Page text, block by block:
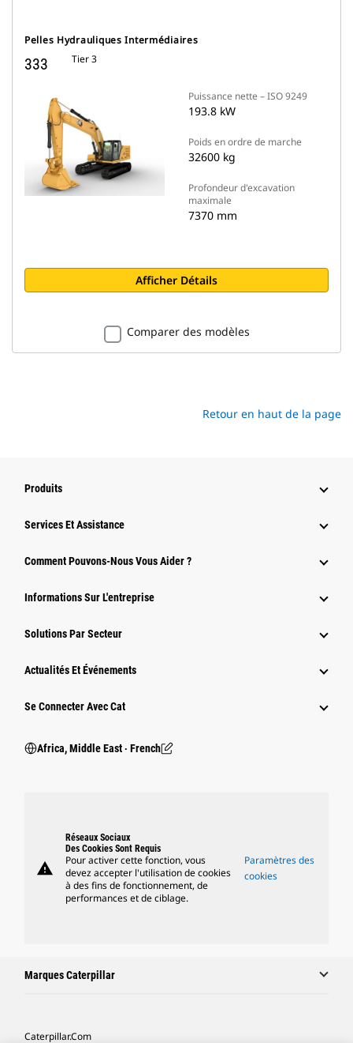
Pelles Hydrauliques Intermédiaires
333 Tier 3
Puissance nette – ISO 9249
193.8 kW
Poids en ordre de marche
32600 kg
Profondeur d'excavation
maximale
7370 mm
Afficher Détails
Comparer des modèles
Retour en haut de la page
Produits
Services Et Assistance
Comment Pouvons-Nous Vous Aider ?
Informations Sur L'entreprise
Solutions Par Secteur
Actualités Et Événements
Se Connecter Avec Cat
Africa, Middle East ‧ French
warning
Réseaux Sociaux
Des Cookies Sont Requis
Pour activer cette fonction, vous
devez accepter l'utilisation de cookies
à des fins de fonctionnement, de
performances et de ciblage.
Paramètres des
cookies
Marques Caterpillar
Caterpillar.com